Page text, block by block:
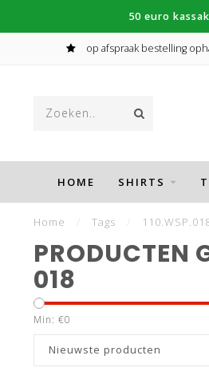
50 euro
op afspraak bestelling
HOME SHIRTS
Home Tags
PRODUCTEN
018
Min: €0
Nieuwste producten